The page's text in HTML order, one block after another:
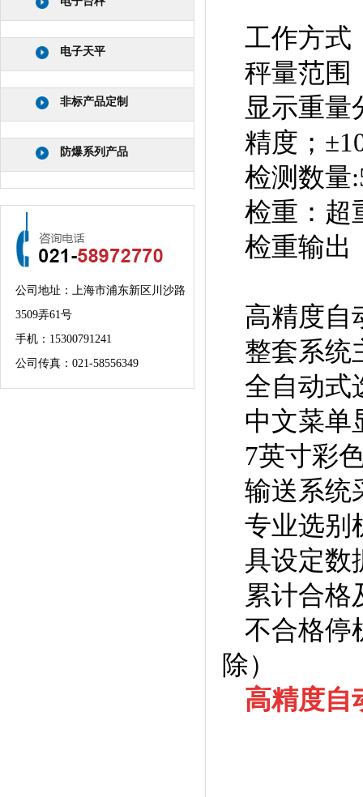
电子天平
非标产品定制
防爆系列产品
公司地址：上海市浦东新区川沙路
3509弄61号
手机： 15300791241
公司传真：021-58556349
工作方式
秤量范围
显示重量
精度；
检测数量
检重：
检重输出
高精度自
整套系统
全自动式
中文菜单
7英寸彩
输送系统
专业选别
具设定数
累计合格
不合格停
除）
高精度自